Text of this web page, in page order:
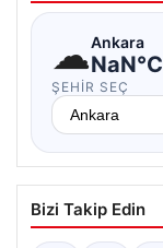
☁Ankara
NaN°C
ŞEHIR SEÇ
Bizi Takip Edin